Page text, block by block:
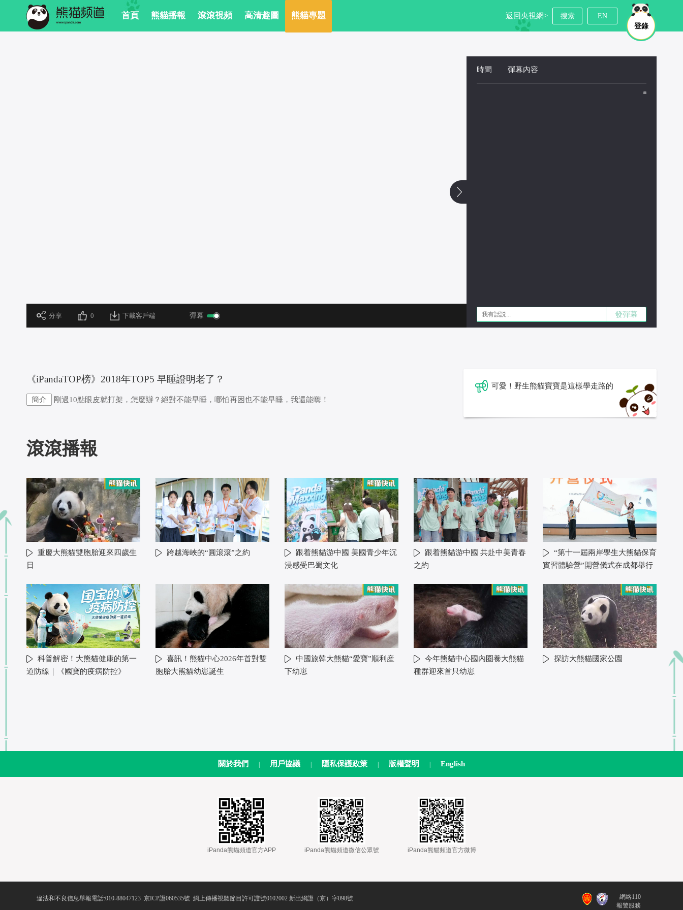
首頁 熊貓播報 滾滾視頻 高清趣圖 熊貓專題
登錄
返回央視網> 搜索 EN
分享 0 下載客戶端 彈幕
時間 彈幕內容
發彈幕
《iPandaTOP榜》2018年TOP5 早睡證明老了？
簡介 剛過10點眼皮就打架，怎麼辦？絕對不能早睡，哪怕再困也不能早睡，我還能嗨！
可愛！野生熊貓寶寶是這樣學走路的
滾滾播報
重慶大熊貓雙胞胎迎來四歲生
日
跨越海峽的“圓滾滾”之約
跟着熊貓游中國 美國青少年沉
浸感受巴蜀文化
跟着熊貓游中國 共赴中美青春
之約
“第十一屆兩岸學生大熊貓保育
實習體驗營”開營儀式在成都舉行
科普解密！大熊貓健康的第一
道防線｜《國寶的疫病防控》
喜訊！熊貓中心2026年首對雙
胞胎大熊貓幼崽誕生
中國旅韓大熊貓“愛寶”順利産
下幼崽
今年熊貓中心國內圈養大熊貓
種群迎來首只幼崽
探訪大熊貓國家公園
關於我們 用戶協議 隱私保護政策 版權聲明 English
iPanda熊貓頻道官方APP iPanda熊貓頻道微信公眾號 iPanda熊貓頻道官方微博
違法和不良信息舉報電話:010-88047123 京ICP證060535號 網上傳播視聽節目許可證號0102002 新出網證（京）字098號
網絡110
報警服務